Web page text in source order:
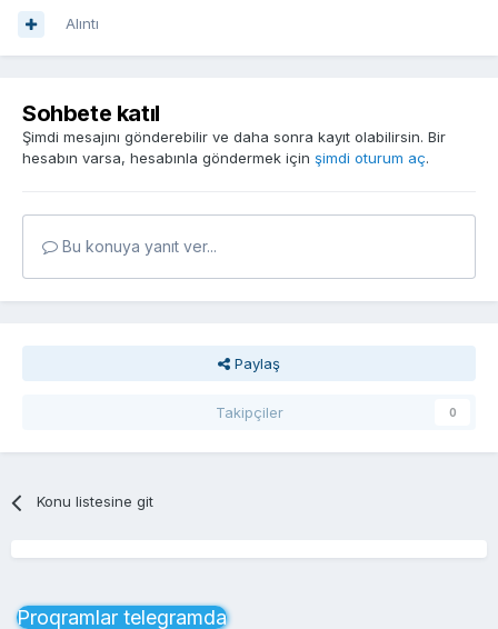
Alıntı
Sohbete katıl
Şimdi mesajını gönderebilir ve daha sonra kayıt olabilirsin. Bir
hesabın varsa, hesabınla göndermek için şimdi oturum aç.
Bu konuya yanıt ver...
Paylaş
Takipçiler 0
Konu listesine git
Proqramlar telegramda